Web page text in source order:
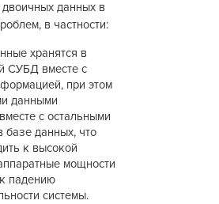
данных в
в частности:
хранятся в
СУБД вместе с
при этом
данными
с остальными
базе данных, что
к высокой
мощности
падению
системы.